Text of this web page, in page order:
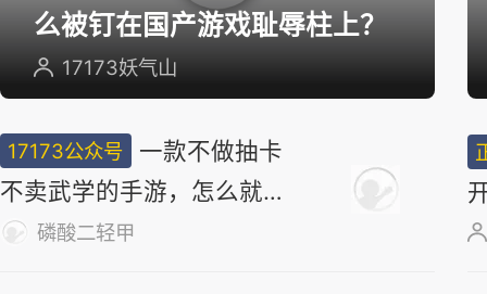
么被钉在国产游戏耻辱柱上？
17173妖气山
17173公众号
一款不做抽卡
不卖武学的手游，怎么就做
出了最浓的武侠味儿
磷酸二轻甲